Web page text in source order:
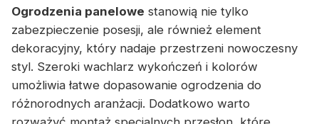
Ogrodzenia panelowe stanowią nie tylko
zabezpieczenie posesji, ale również element
dekoracyjny, który nadaje przestrzeni nowoczesny
styl. Szeroki wachlarz wykończeń i kolorów
umożliwia łatwe dopasowanie ogrodzenia do
różnorodnych aranżacji. Dodatkowo warto